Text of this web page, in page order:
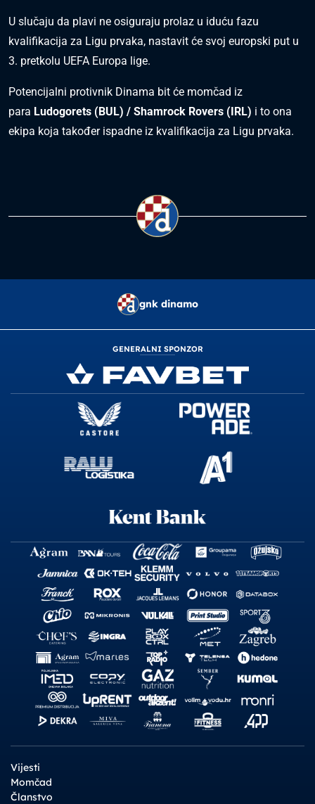
U slučaju da plavi ne osiguraju prolaz u iduću fazu
kvalifikacija za Ligu prvaka, nastavit će svoj europski put u
3. pretkolu UEFA Europa lige.
Potencijalni protivnik Dinama bit će momčad iz
para Ludogorets (BUL) / Shamrock Rovers (IRL) i to ona
ekipa koja također ispadne iz kvalifikacija za Ligu prvaka.
gnk dinamo
GENERALNI SPONZOR
Vijesti
Momčad
Članstvo